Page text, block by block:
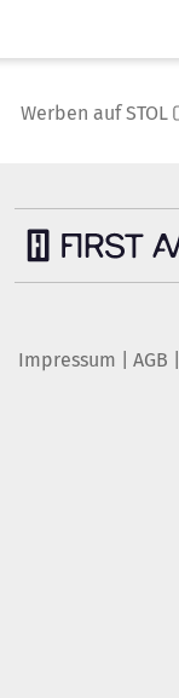
Werben auf STOL
Impressum AGB